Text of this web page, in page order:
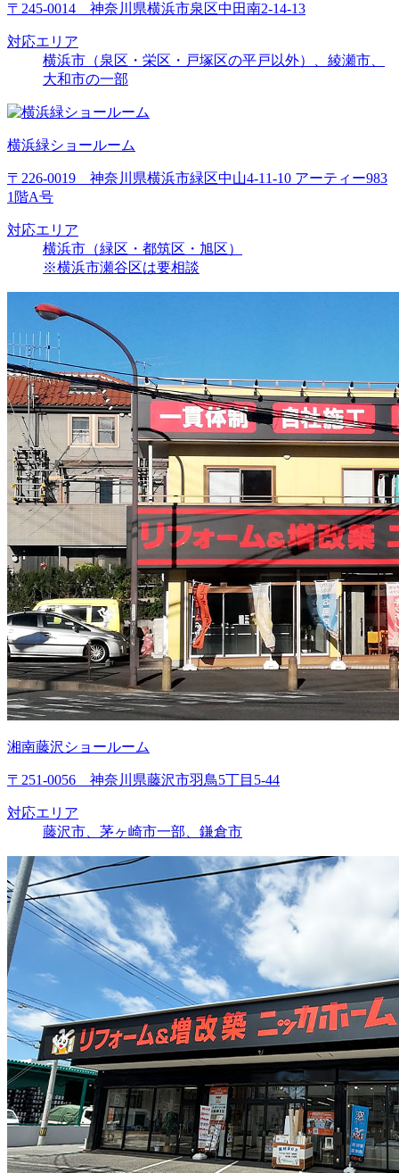
〒245-0014 神奈川県横浜市泉区中田南2-14-13
対応エリア
横浜市（泉区・栄区・戸塚区の平戸以外）、綾瀬市、
大和市の一部
横浜緑ショールーム
〒226-0019 神奈川県横浜市緑区中山4-11-10 アーティー983
1階A号
対応エリア
横浜市（緑区・都筑区・旭区）
※横浜市瀬谷区は要相談
湘南藤沢ショールーム
〒251-0056 神奈川県藤沢市羽鳥5丁目5-44
対応エリア
藤沢市、茅ヶ崎市一部、鎌倉市